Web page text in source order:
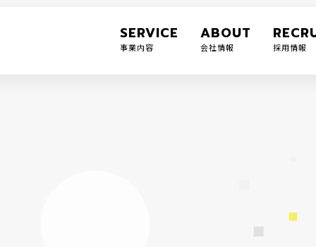
SERVICE
事業内容
ABOUT
会社情報 採用情報